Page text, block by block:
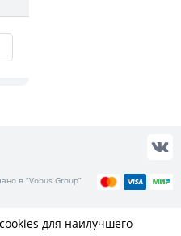
в “Vobus Group”
для наилучшего